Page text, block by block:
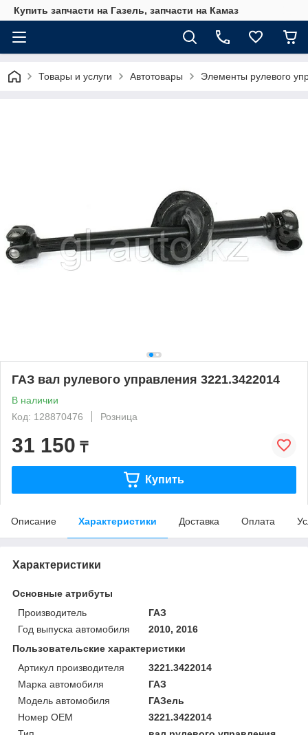
Купить запчасти на Газель, запчасти на Камаз
Товары и услуги Автотовары Элементы рулевого
ГАЗ вал рулевого управления 3221.3422014
В наличии
Код: 128870476
Розница
31 150 ₸
Купить
Описание Характеристики Доставка Оплата
Характеристики
Основные атрибуты
Производитель
ГАЗ
Год выпуска автомобиля
2010, 2016
Пользовательские характеристики
Артикул производителя
3221.3422014
Марка автомобиля
ГАЗ
Модель автомобиля
ГАЗель
Номер OEM
3221.3422014